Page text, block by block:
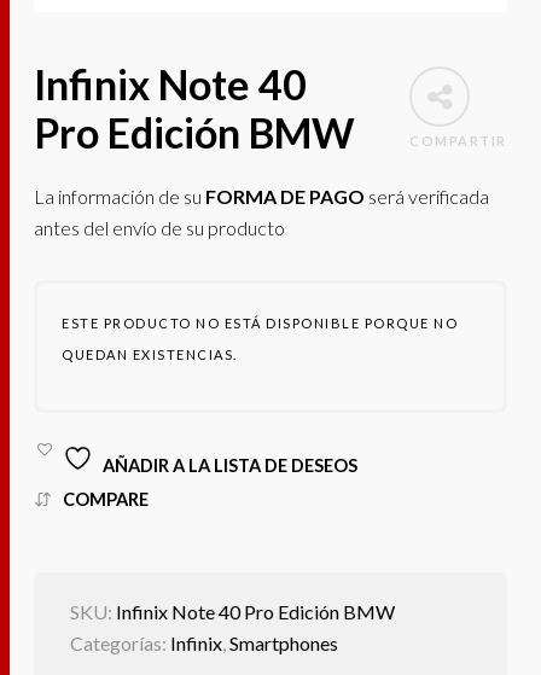
COMPARTIR
Infinix Note 40
Pro Edición BMW
La información de su FORMA DE PAGO será verificada
antes del envío de su producto
ESTE PRODUCTO NO ESTÁ DISPONIBLE PORQUE NO
QUEDAN EXISTENCIAS.
AÑADIR A LA LISTA DE DESEOS
COMPARE
SKU: Infinix Note 40 Pro Edición BMW
Categorías: Infinix,Smartphones